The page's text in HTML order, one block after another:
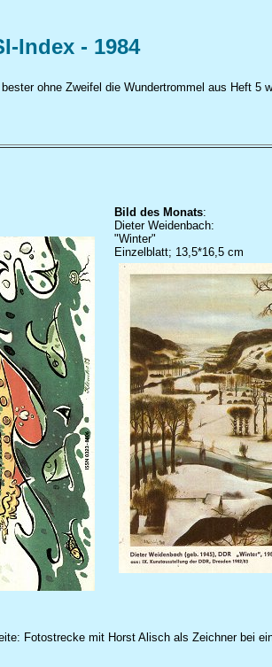
Index - 1984
ohne Zweifel die Wundertrommel aus Heft 5
Bild des Monats:
Dieter Weidenbach:
"Winter"
Einzelblatt; 13,5*16,5 cm
Fotostrecke mit Horst Alisch als Zeichner bei